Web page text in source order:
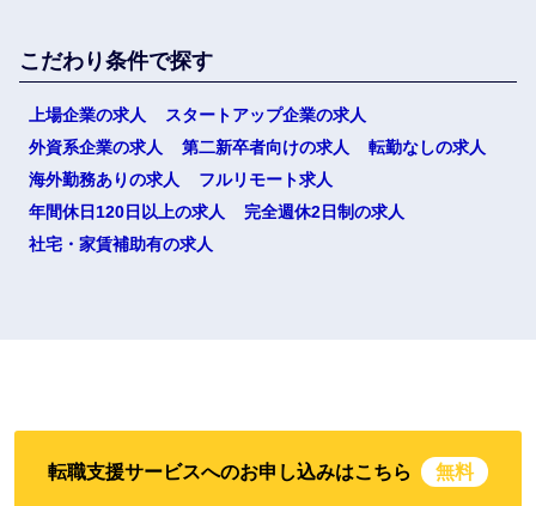
こだわり条件で探す
上場企業の求人
スタートアップ企業の求人
外資系企業の求人
第二新卒者向けの求人
転勤なしの求人
海外勤務ありの求人
フルリモート求人
年間休日120日以上の求人
完全週休2日制の求人
社宅・家賃補助有の求人
転職支援サービスへのお申し込みはこちら 無料